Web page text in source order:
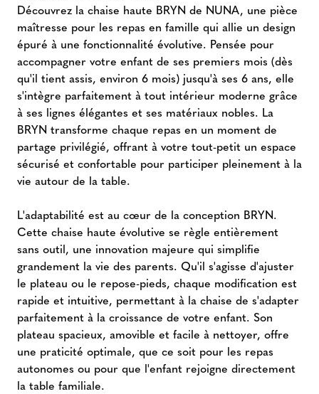
Découvrez la chaise haute BRYN de NUNA, une pièce
maîtresse pour les repas en famille qui allie un design
épuré à une fonctionnalité évolutive. Pensée pour
accompagner votre enfant de ses premiers mois (dès
qu'il tient assis, environ 6 mois) jusqu'à ses 6 ans, elle
s'intègre parfaitement à tout intérieur moderne grâce
à ses lignes élégantes et ses matériaux nobles. La
BRYN transforme chaque repas en un moment de
partage privilégié, offrant à votre tout-petit un espace
sécurisé et confortable pour participer pleinement à la
vie autour de la table.
L'adaptabilité est au cœur de la conception BRYN.
Cette chaise haute évolutive se règle entièrement
sans outil, une innovation majeure qui simplifie
grandement la vie des parents. Qu'il s'agisse d'ajuster
le plateau ou le repose-pieds, chaque modification est
rapide et intuitive, permettant à la chaise de s'adapter
parfaitement à la croissance de votre enfant. Son
plateau spacieux, amovible et facile à nettoyer, offre
une praticité optimale, que ce soit pour les repas
autonomes ou pour que l'enfant rejoigne directement
la table familiale.